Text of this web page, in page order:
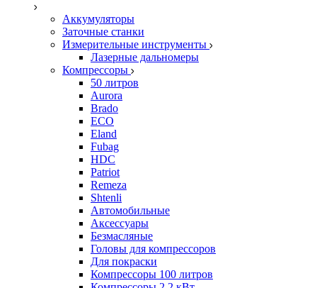
Аккумуляторы
Заточные станки
Измерительные инструменты
Лазерные дальномеры
Компрессоры
50 литров
Aurora
Brado
ECO
Eland
Fubag
HDC
Patriot
Remeza
Shtenli
Автомобильные
Аксессуары
Безмасляные
Головы для компрессоров
Для покраски
Компрессоры 100 литров